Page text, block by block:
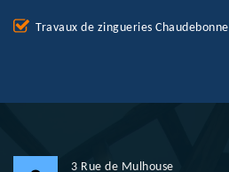
Travaux de zingueries Chaudebonne
3 Rue de Mulhouse